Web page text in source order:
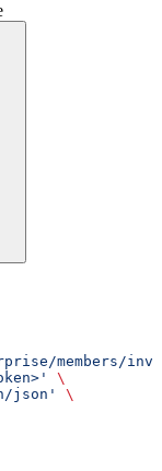
members/
\
json'
\